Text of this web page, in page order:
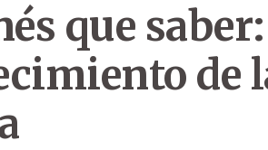
que
de